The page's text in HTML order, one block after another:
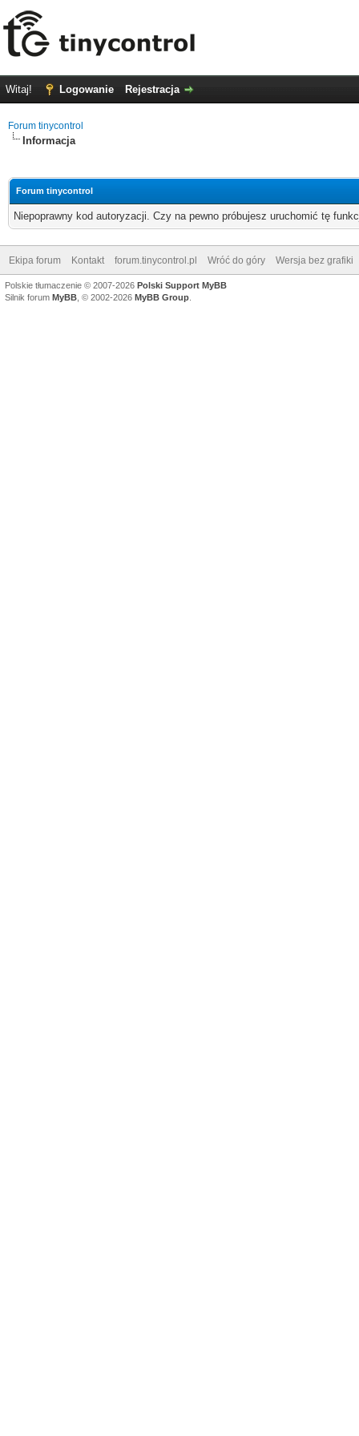
Witaj! Logowanie Rejestracja
Forum tinycontrol
Informacja
Forum tinycontrol
Niepoprawny kod autoryzacji. Czy na pewno próbujesz uruchomić tę
Ekipa forum Kontakt forum.tinycontrol.pl Wróć do góry Wersja bez grafiki
Polskie tłumaczenie © 2007-2026 Polski Support MyBB
Silnik forum MyBB , © 2002-2026 MyBB Group